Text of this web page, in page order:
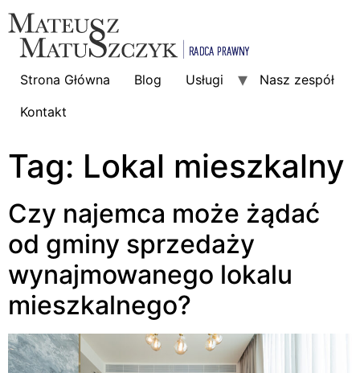
Strona Główna Blog Usługi
Nasz zespół
Kontakt
Tag: Lokal mieszkalny
Czy najemca może żądać
od gminy sprzedaży
wynajmowanego lokalu
mieszkalnego?